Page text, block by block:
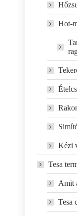
Hot-
Kézi
Tesa
Amit
Tesa